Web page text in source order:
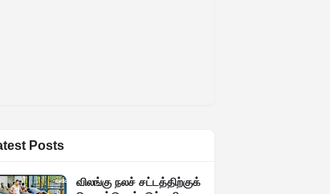
Posts
விலங்கு நலச் சட்டத்திற்குக்